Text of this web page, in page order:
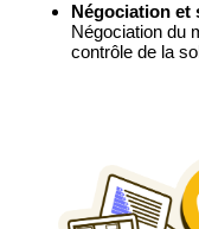
Négociation et
Négociation du
contrôle de la